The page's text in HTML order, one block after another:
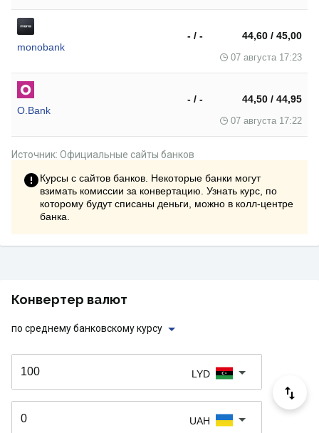
monobank
- / - 44,60 / 45,00
07 августа 17:23
O.Bank
- / - 44,50 / 44,95
07 августа 17:22
Источник: Официальные сайты банков
Курсы с сайтов банков. Некоторые банки могут
взимать комиссии за конвертацию. Узнать курс, по
которому будут списаны деньги, можно в колл-центре
банка.
Конвертер валют
по среднему банковскому курсу
LYD
UAH